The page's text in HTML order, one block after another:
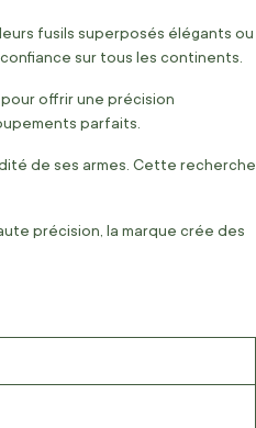
fusils superposés élégants ou
sur tous les continents.
offrir une précision
parfaits.
de ses armes. Cette recherche
précision, la marque crée des